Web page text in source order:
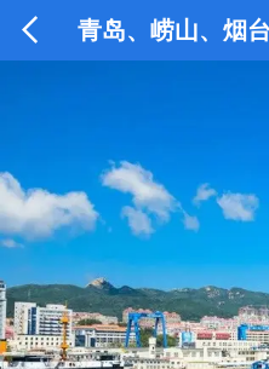
 青岛、崂山、烟